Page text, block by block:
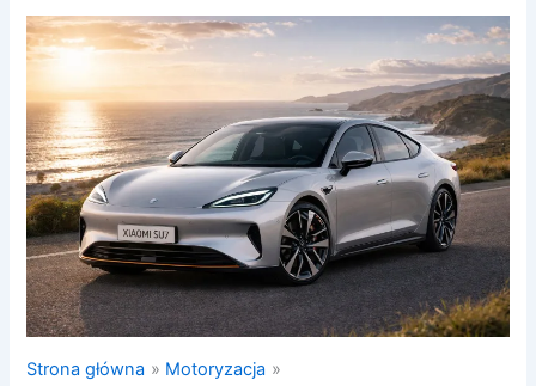
Strona główna
Motoryzacja